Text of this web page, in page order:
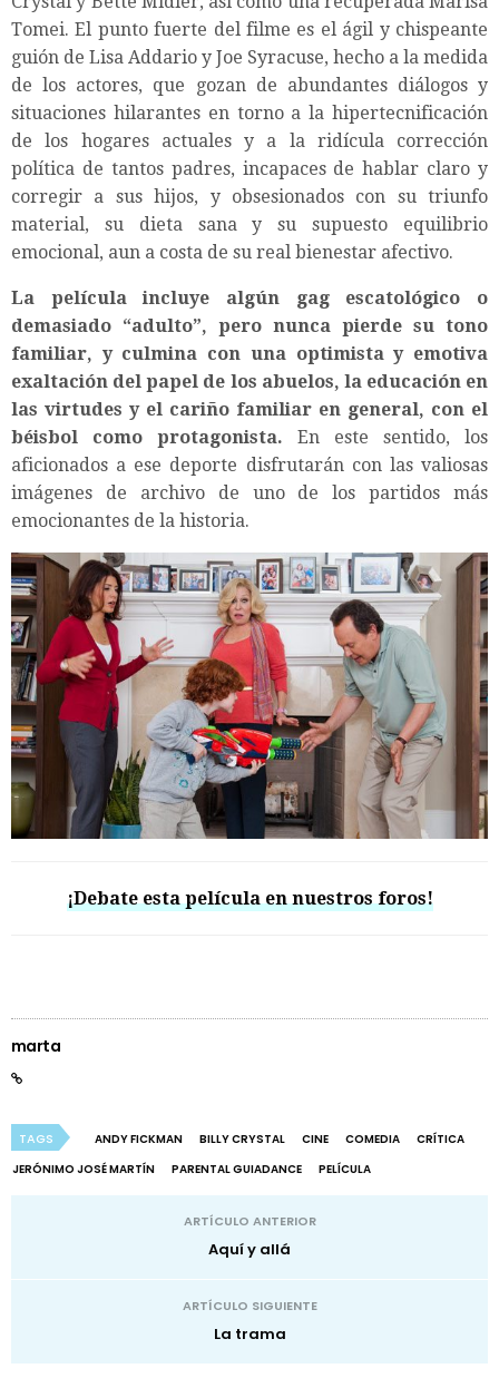
Tomei. El punto fuerte del filme es el ágil y chispeante
guión de Lisa Addario y Joe Syracuse, hecho a la medida
de los actores, que gozan de abundantes diálogos y
situaciones hilarantes en torno a la hipertecnificación
de los hogares actuales y a la ridícula corrección
política de tantos padres, incapaces de hablar claro y
corregir a sus hijos, y obsesionados con su triunfo
material, su dieta sana y su supuesto equilibrio
emocional, aun a costa de su real bienestar afectivo.
La película incluye algún gag escatológico o
demasiado “adulto”, pero nunca pierde su tono
familiar, y culmina con una optimista y emotiva
exaltación del papel de los abuelos, la educación en
las virtudes y el cariño familiar en general, con el
béisbol como protagonista. En este sentido, los
aficionados a ese deporte disfrutarán con las valiosas
imágenes de archivo de uno de los partidos más
emocionantes de la historia.
¡Debate esta película en nuestros foros!
marta
TAGS ANDY FICKMAN BILLY CRYSTAL CINE COMEDIA
CRÍTICA
JERÓNIMO JOSÉ MARTÍN
PARENTAL GUIADANCE PELÍCULA
ARTÍCULO ANTERIOR
Aquí y allá
ARTÍCULO SIGUIENTE
La trama